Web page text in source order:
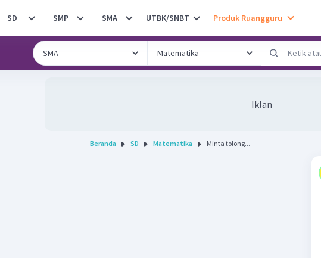
SD SMP SMA UTBK/SNBT Produk Ruangguru
Iklan
Beranda SD Matematika Minta tolong...